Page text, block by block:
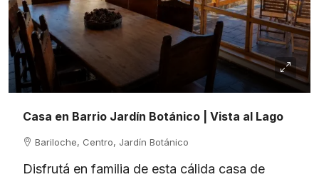
Casa en Barrio Jardín Botánico | Vista al Lago
Bariloche, Centro, Jardín Botánico
Disfrutá en familia de esta cálida casa de